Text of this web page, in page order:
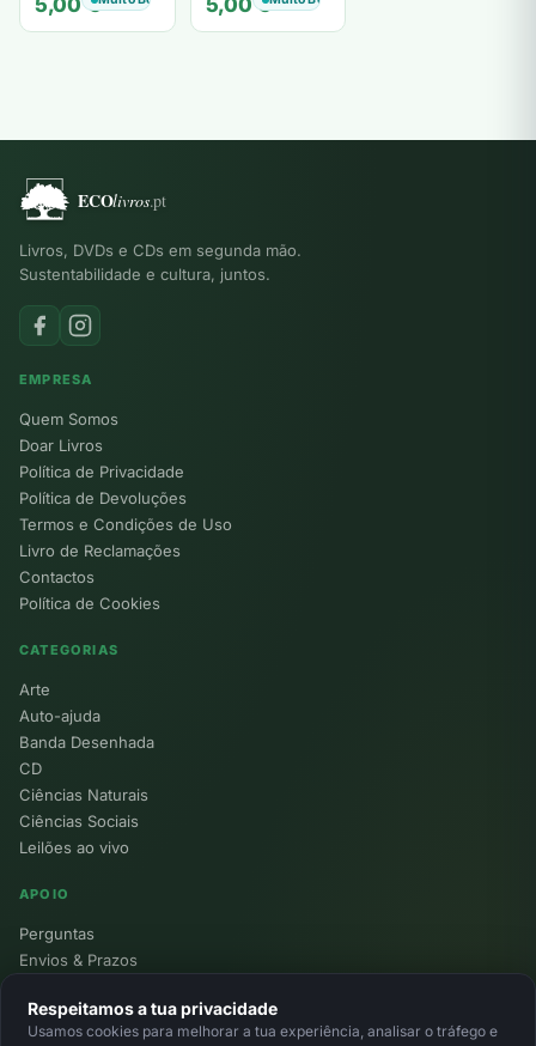
Livros, DVDs e CDs em segunda mão.
Sustentabilidade e cultura, juntos.
EMPRESA
Quem Somos
Doar Livros
Política de Privacidade
Política de Devoluções
Termos e Condições de Uso
Livro de Reclamações
Contactos
Política de Cookies
CATEGORIAS
Arte
Auto-ajuda
Banda Desenhada
CD
Ciências Naturais
Ciências Sociais
Leilões ao vivo
APOIO
Perguntas
Envios & Prazos
Devoluções
Minha Conta
Respeitamos a tua privacidade
Usamos cookies para melhorar a tua experiência, analisar o tráfego e